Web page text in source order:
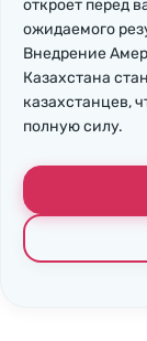
откроет перед
ожидаемого
Внедрение
Казахстана
казахстанцев,
полную силу.